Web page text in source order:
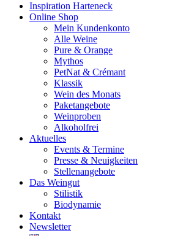
Inspiration Harteneck
Online Shop
Mein Kundenkonto
Alle Weine
Pure & Orange
Mythos
PetNat & Crémant
Klassik
Wein des Monats
Paketangebote
Weinproben
Alkoholfrei
Aktuelles
Events & Termine
Presse & Neuigkeiten
Stellenangebote
Das Weingut
Stilistik
Biodynamie
Kontakt
Newsletter